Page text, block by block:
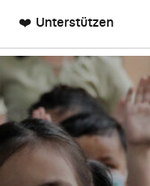
❤️ Unterstützen